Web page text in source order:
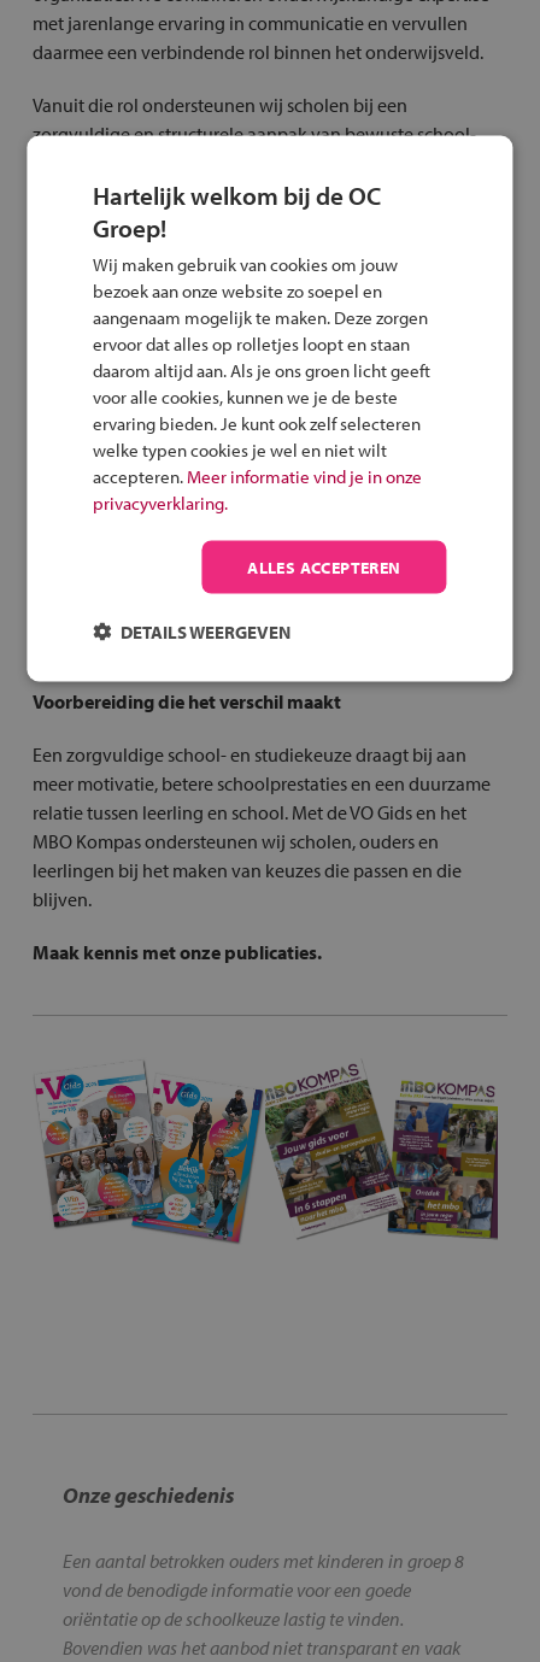
met jarenlange ervaring in communicatie en vervullen
daarmee een verbindende rol binnen het onderwijsveld.
Vanuit die rol ondersteunen wij scholen bij een
zorgvuldige en structurele aanpak van bewuste school-,
overstap naar het mbo.
Daarnaast werken we samen met organisaties die extra
ondersteuning bieden:
Stichting Leergeld : voor hulp bij financiering van
educatieve kosten.
Ouders & Onderwijs: voor alle vragen die ouders
hebben rondom het onderwijs.
Stichting Saarisnietgek: voor mentale
ondersteuning van jongeren.
Dankzij deze samenwerkingen bieden wij niet alleen
keuze-informatie, maar ook bredere ondersteuning bij een
bewuste en realistische studiekeuze.
Voorbereiding die het verschil maakt
Een zorgvuldige school- en studiekeuze draagt bij aan
meer motivatie, betere schoolprestaties en een duurzame
relatie tussen leerling en school. Met de VO Gids en het
MBO Kompas ondersteunen wij scholen, ouders en
leerlingen bij het maken van keuzes die passen en die
blijven.
Maak kennis met onze publicaties.
Onze geschiedenis
Een aantal betrokken ouders met kinderen in groep 8
vond de benodigde informatie voor een goede
oriëntatie op de schoolkeuze lastig te vinden.
Bovendien was het aanbod niet transparant en vaak
Hartelijk welkom bij de OC
Groep!
Wij maken gebruik van cookies om jouw
bezoek aan onze website zo soepel en
aangenaam mogelijk te maken. Deze zorgen
ervoor dat alles op rolletjes loopt en staan
daarom altijd aan. Als je ons groen licht geeft
voor alle cookies, kunnen we je de beste
ervaring bieden. Je kunt ook zelf selecteren
welke typen cookies je wel en niet wilt
accepteren. Meer informatie vind je in onze
privacyverklaring.
ALLES ACCEPTEREN
DETAILS WEERGEVEN